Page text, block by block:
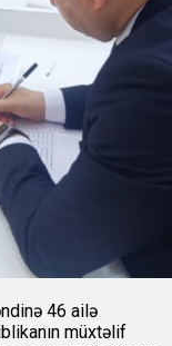
46 ailə
müxtəlif